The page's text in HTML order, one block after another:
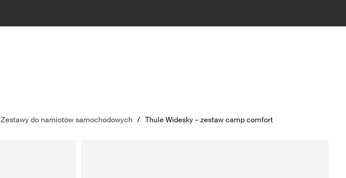
Zestawy do namiotów samochodowych / Thule Widesky – zestaw camp comfort